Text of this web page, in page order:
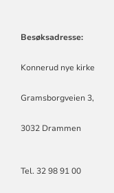
Besøksadresse:
Konnerud nye kirke
Gramsborgveien 3,
3032 Drammen
Tel. 32 98 91 00